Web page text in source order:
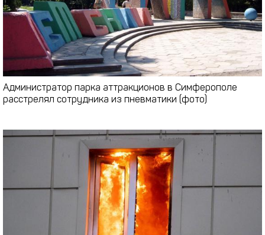
Администратор парка аттракционов в Симферополе
расстрелял сотрудника из пневматики (фото)